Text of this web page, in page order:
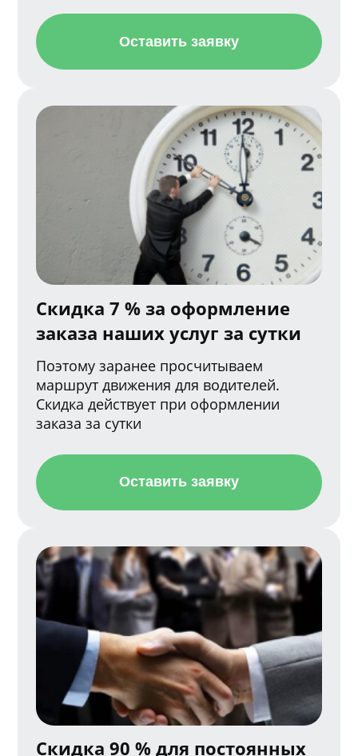
Оставить заявку
Скидка 7 % за оформление
заказа наших услуг за сутки
Поэтому заранее просчитываем
маршрут движения для водителей.
Скидка действует при оформлении
заказа за сутки
Оставить заявку
Скидка 90 % для постоянных